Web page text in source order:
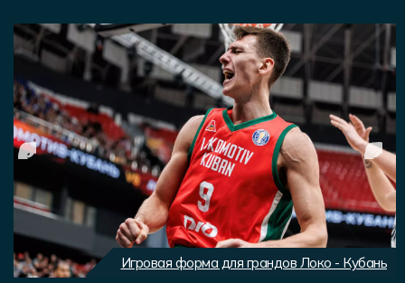
Игровая форма для грандов Локо - Кубань